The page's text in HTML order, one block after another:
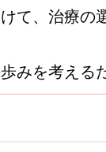
て、治療の
みを考える